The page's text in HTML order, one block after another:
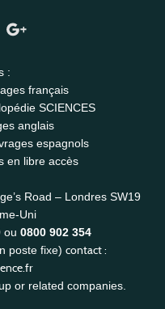
:
français
SCIENCES
anglais
espagnols
en libre accès
Road – Londres SW19
Uni
ou 0800 902 354
poste fixe) contact :
or related companies.